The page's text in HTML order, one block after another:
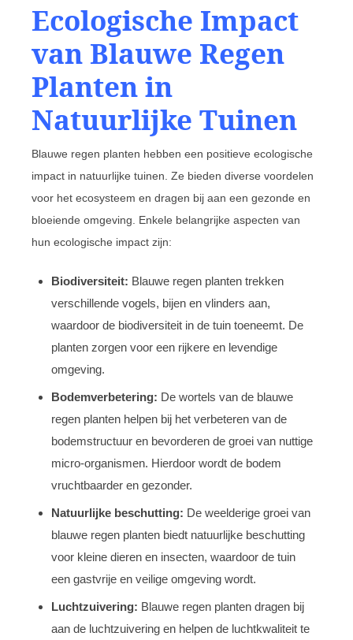
Ecologische Impact
van Blauwe Regen
Planten in
Natuurlijke Tuinen
Blauwe regen planten hebben een positieve ecologische
impact in natuurlijke tuinen. Ze bieden diverse voordelen
voor het ecosysteem en dragen bij aan een gezonde en
bloeiende omgeving. Enkele belangrijke aspecten van
hun ecologische impact zijn:
Biodiversiteit: Blauwe regen planten trekken
verschillende vogels, bijen en vlinders aan,
waardoor de biodiversiteit in de tuin toeneemt. De
planten zorgen voor een rijkere en levendige
omgeving.
Bodemverbetering: De wortels van de blauwe
regen planten helpen bij het verbeteren van de
bodemstructuur en bevorderen de groei van nuttige
micro-organismen. Hierdoor wordt de bodem
vruchtbaarder en gezonder.
Natuurlijke beschutting: De weelderige groei van
blauwe regen planten biedt natuurlijke beschutting
voor kleine dieren en insecten, waardoor de tuin
een gastvrije en veilige omgeving wordt.
Luchtzuivering: Blauwe regen planten dragen bij
aan de luchtzuivering en helpen de luchtkwaliteit te